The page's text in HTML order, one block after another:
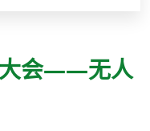
大会——无人